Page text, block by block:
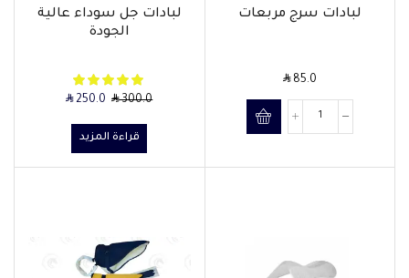
لبادات سرج مربعات
SAR85.0
لبادات جل سوداء عالية
الجودة
SAR300.0
SAR250.0
قراءة المزيد